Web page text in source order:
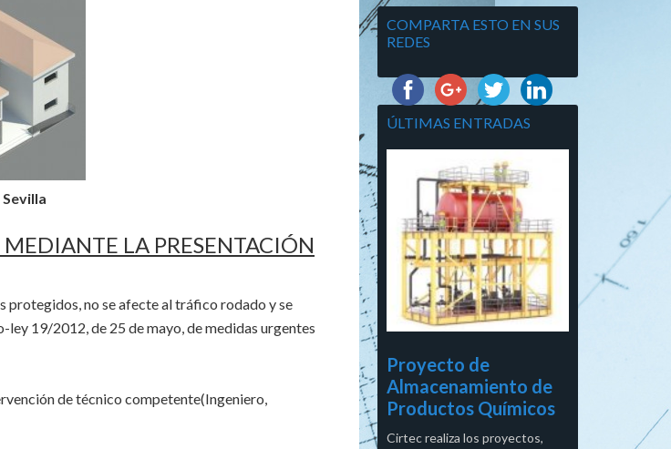
LA PRESENTACIÓN
protegidos, no se afecte al tráfico rodado y se
19/2012, de 25 de mayo, de medidas urgentes
de técnico competente(Ingeniero,
COMPARTA ESTO EN SUS
REDES
ÚLTIMAS ENTRADAS
Proyecto de
Almacenamiento de
Productos Químicos
Cirtec realiza los proyectos,